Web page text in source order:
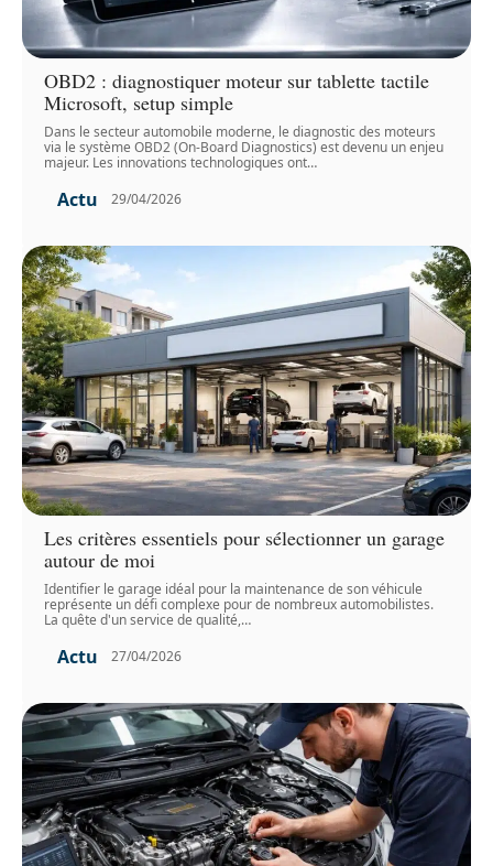
OBD2 : diagnostiquer moteur sur tablette tactile
Microsoft, setup simple
Dans le secteur automobile moderne, le diagnostic des moteurs
via le système OBD2 (On-Board Diagnostics) est devenu un enjeu
majeur. Les innovations technologiques ont…
Actu 29/04/2026
Les critères essentiels pour sélectionner un garage
autour de moi
Identifier le garage idéal pour la maintenance de son véhicule
représente un défi complexe pour de nombreux automobilistes.
La quête d'un service de qualité,…
Actu 27/04/2026